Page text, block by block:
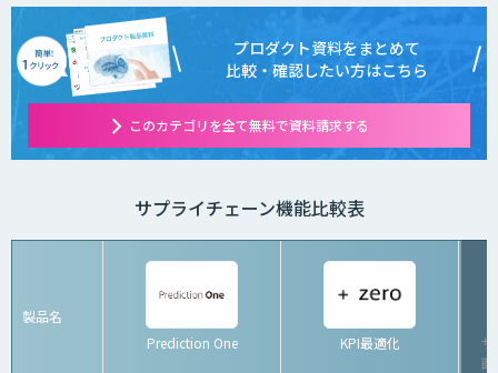
プロダクト資料をまとめて
比較・確認したい方はこちら
このカテゴリを全て無料で資料請求する
サプライチェーン機能比較表
製品名
Prediction One
KPI最適化
サ
画